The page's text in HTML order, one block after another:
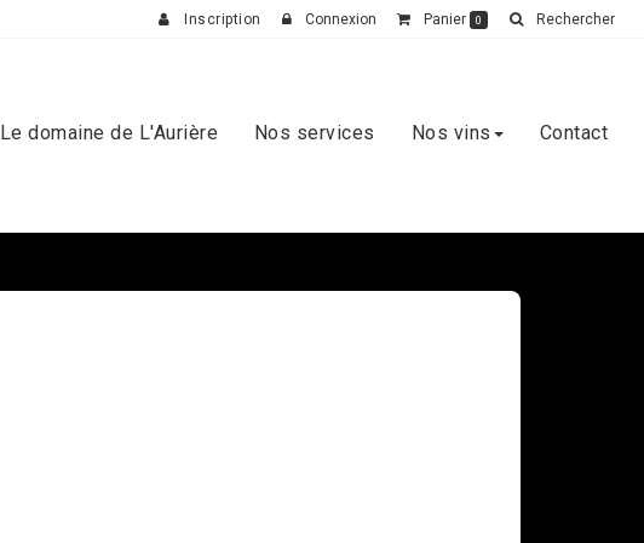
Le domaine de L'Aurière Nos services Nos vins Contact
Inscription Connexion Panier 0 Rechercher